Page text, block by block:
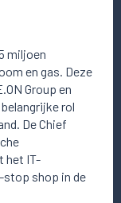
miljoen
en gas. Deze
Group en
rol
De Chief
het IT-
stop shop in de